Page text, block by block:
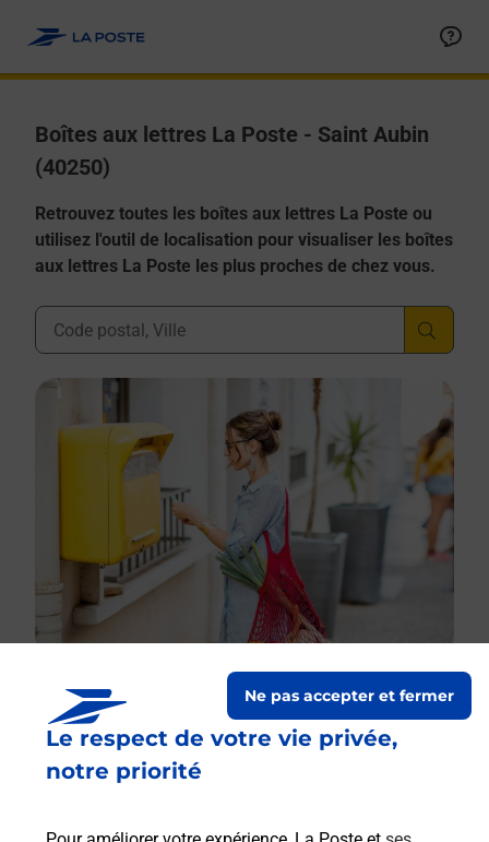
Le respect de votre vie privée,
notre priorité
Ne pas accepter et fermer
Boîtes aux lettres La Poste - Saint Aubin
(40250)
Retrouvez toutes les boîtes aux lettres La Poste ou
utilisez l'outil de localisation pour visualiser les boîtes
aux lettres La Poste les plus proches de chez vous.
Ville, Département, Code Postal
Boîte aux lettres La Poste
Le lien s'ouvre dans un nouvel onglet